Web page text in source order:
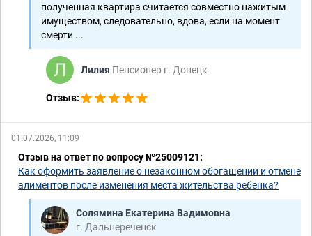
полученная квартира считается совместно нажитым
имуществом, следовательно, вдова, если на момент
смерти ...
Лилия Пенсионер г. Донецк
Отзыв:
01.07.2026, 11:09
Отзыв на ответ по вопросу №25009121:
Как оформить заявление о незаконном обогащении и отмене
алиментов после изменения места жительства ребенка?
Солямина Екатерина Вадимовна
г. Дальнереченск